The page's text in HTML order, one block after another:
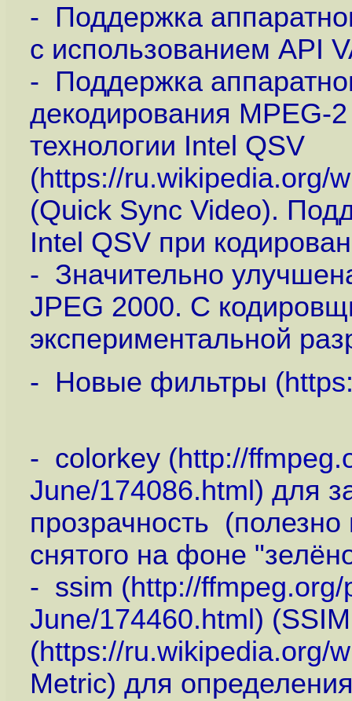
- Поддержка
с использованием API
- Поддержка
декодирования MPEG-
технологии Intel QSV
(https://ru.wikipedia.org/
(Quick Sync Video).
Intel QSV при
- Значительно
JPEG 2000. С
экспериментальной
- Новые фильтры (
- colorkey (http://
June/174086.html ) для
прозрачность
снятого на фоне
- ssim (http://
June/174460.html ) (SSIM
(https://ru.wikipedia.org/
Metric) для